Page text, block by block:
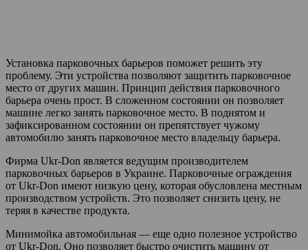
Установка парковочных барьеров поможет решить эту
проблему. Эти устройства позволяют защитить парковочное
место от других машин. Принцип действия парковочного
барьера очень прост. В сложенном состоянии он позволяет
машине легко занять парковочное место. В поднятом и
зафиксированном состоянии он препятствует чужому
автомобилю занять парковочное место владельцу барьера.
Фирма Ukr-Don является ведущим производителем
парковочных барьеров в Украине. Парковочные ограждения
от Ukr-Don имеют низкую цену, которая обусловлена местным
производством устройств. Это позволяет снизить цену, не
теряя в качестве продукта.
Минимойка автомобильная — еще одно полезное устройство
от Ukr-Don. Оно позволяет быстро очистить машину от